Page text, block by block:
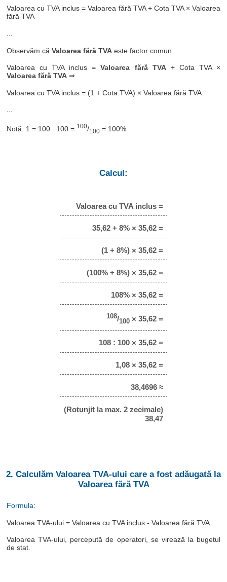
Valoarea cu TVA inclus = Valoarea fără TVA + Cota TVA × Valoarea
fără TVA
Observăm căValoarea fără TVA este factor comun:
Valoarea cu TVA inclus =Valoarea fără TVA+ Cota TVA ×
Valoarea fără TVA ⇒
Valoarea cu TVA inclus = (1 + Cota TVA) × Valoarea fără TVA
Notă: 1 = 100 : 100 = 100/100 = 100%
Calcul:
Valoarea cu TVA inclus =
35,62 + 8% × 35,62 =
(1 + 8%) × 35,62 =
(100% + 8%) × 35,62 =
108% × 35,62 =
108/100 × 35,62 =
108 : 100 × 35,62 =
1,08 × 35,62 =
38,4696 ≈
(Rotunjit la max. 2 zecimale)
38,47
2. Calculăm Valoarea TVA-ului care a fost adăugată la
Valoarea fără TVA
Formula:
Valoarea TVA-ului = Valoarea cu TVA inclus - Valoarea fără TVA
Valoarea TVA-ului, percepută de operatori, se virează la bugetul
de stat.